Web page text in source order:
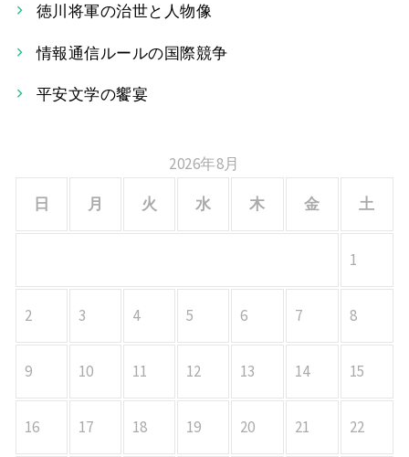
シ
ョ
ン
徳川将軍の治世と人物像
情報通信ルールの国際競争
平安文学の饗宴
2026年8月
日
月 火 水 木 金 土
1
2 3 4 5 6 7 8
9 10 11 12 13 14 15
16 17 18 19 20 21 22